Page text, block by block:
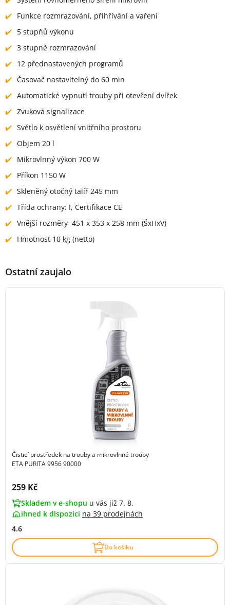
Funkce rozmrazování, přihřívání a vaření
5 stupňů výkonu
3 stupně rozmrazování
12 přednastavených programů
Časovač nastavitelný do 60 min
Automatické vypnutí trouby při otevření dvířek
Zvuková signalizace
Světlo k osvětlení vnitřního prostoru
Objem 20 l
Mikrovlnný výkon 700 W
Příkon 1150 W
Skleněný otočný talíř 245 mm
Třída ochrany: I, Certifikace CE
Vnější rozměry 451 x 353 x 258 mm (ŠxHxV)
Hmotnost 10 kg (netto)
Ostatní zaujalo
Čisticí prostředek na trouby a mikrovlnné trouby
ETA PURITA 9956 90000
Cena s DPH:
259 Kč
Skladem v e-shopu u vás již 7. 8.
ihned k dispozici na 39 prodejnách
4.6
Do košíku